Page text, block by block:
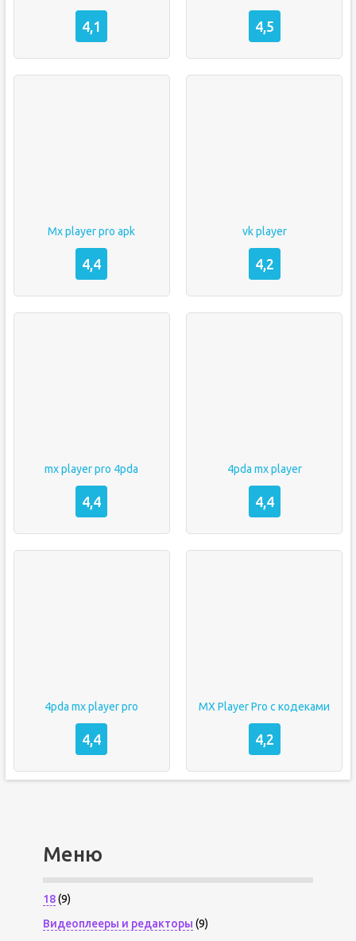
4,1 4,5
Mx player pro apk
4,4
vk player
4,2
mx player pro 4pda
4,4
4pda mx player
4,4
4pda mx player pro
4,4
MX Player Pro с кодеками
4,2
Меню
18(9)
Видеоплееры и редакторы (9)